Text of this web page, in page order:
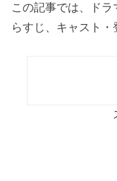
この記事では、ド
らすじ、キャスト・